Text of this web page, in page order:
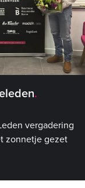
vergadering
zonnetje gezet